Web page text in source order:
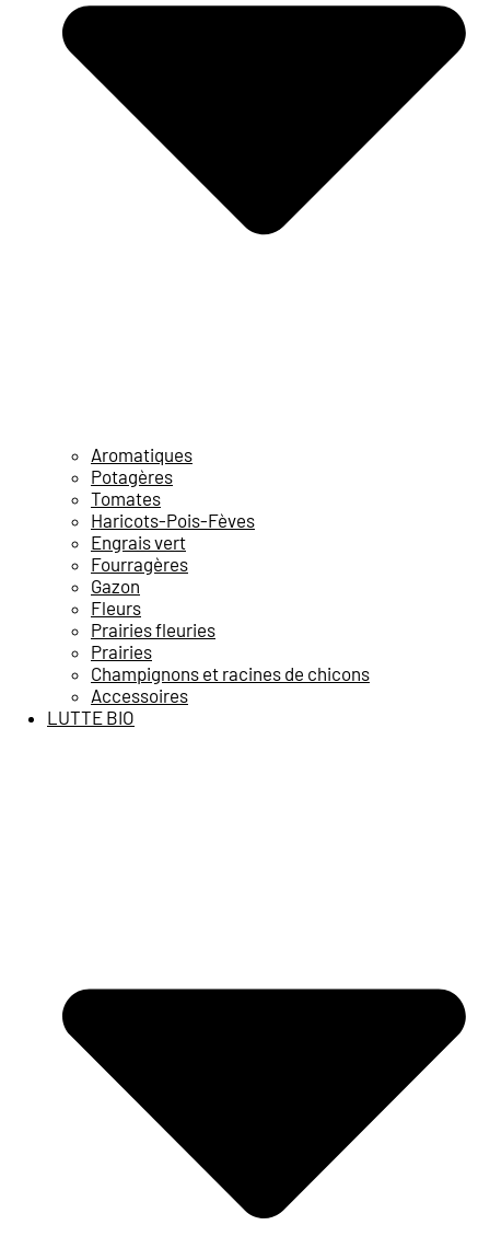
Aromatiques
Potagères
Tomates
Haricots-Pois-Fèves
Engrais vert
Fourragères
Gazon
Fleurs
Prairies fleuries
Prairies
Champignons et racines de chicons
Accessoires
LUTTE BIO